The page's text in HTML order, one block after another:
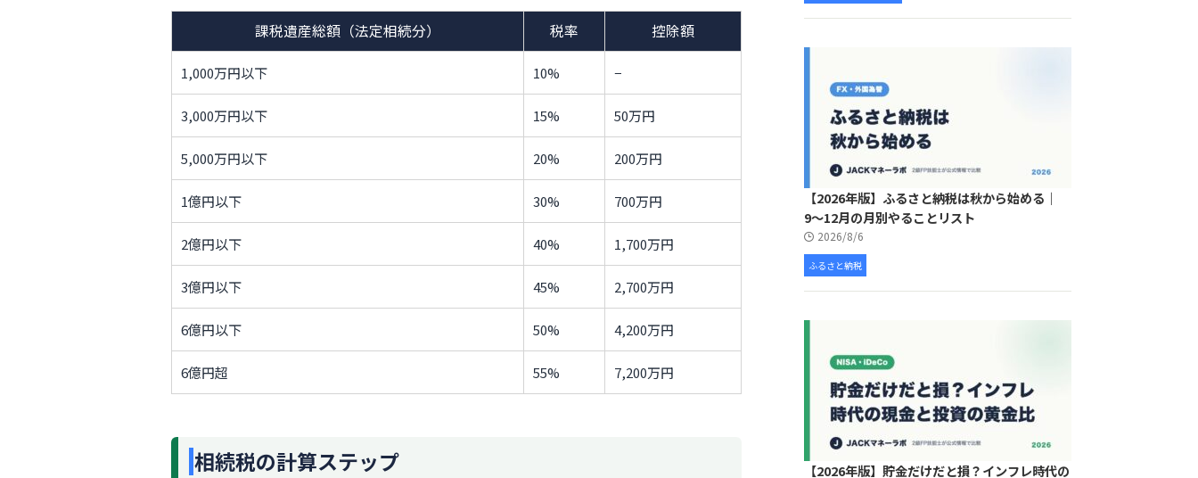
課税遺産総額（法定相続分） 税率 控除額
1,000万円以下 10% −
3,000万円以下 15% 50万円
5,000万円以下 20% 200万円
1億円以下 30% 700万円
2億円以下 40% 1,700万円
3億円以下 45% 2,700万円
6億円以下 50% 4,200万円
6億円超 55% 7,200万円
相続税の計算ステップ
【2026年版】ふるさと納税は秋から始める｜
9〜12月の月別やることリスト
2026/8/6
ふるさと納税
【2026年版】貯金だけだと損？インフレ時代の